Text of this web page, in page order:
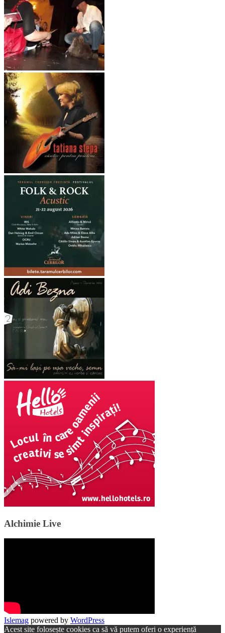
Alchimie Live
Islemag powered by WordPress
Acest site folosește cookies ca să vă putem oferi o experiență